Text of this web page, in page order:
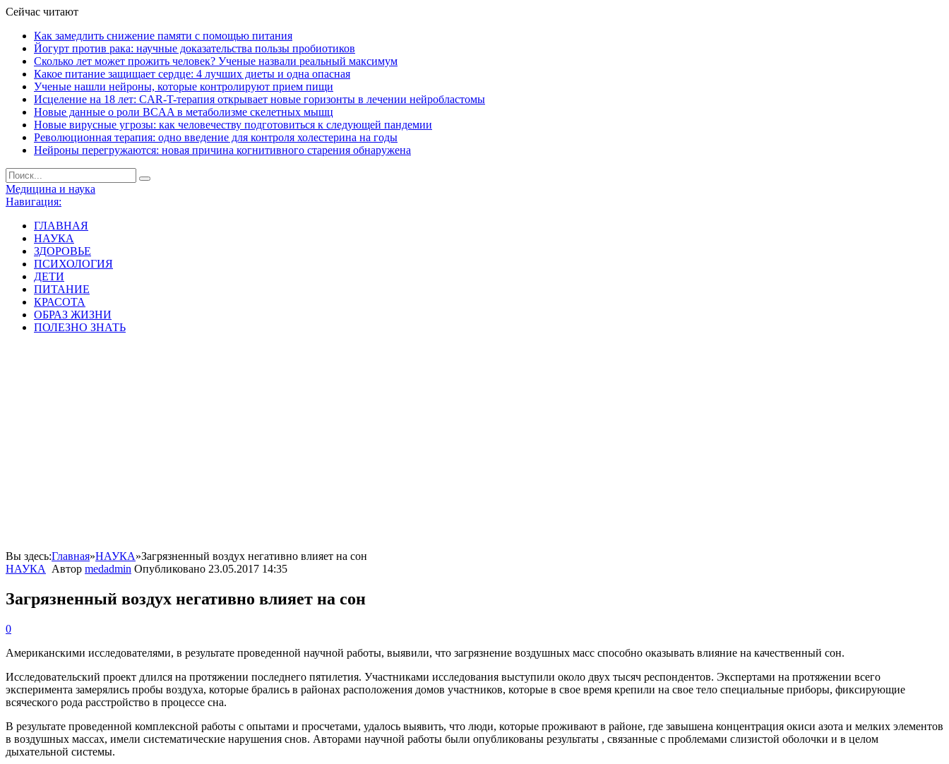
Сейчас читают
Как замедлить снижение памяти с помощью питания
Йогурт против рака: научные доказательства пользы пробиотиков
Сколько лет может прожить человек? Ученые назвали реальный максимум
Какое питание защищает сердце: 4 лучших диеты и одна опасная
Ученые нашли нейроны, которые контролируют прием пищи
Исцеление на 18 лет: CAR-T-терапия открывает новые горизонты в лечении нейробластомы
Новые данные о роли BCAA в метаболизме скелетных мышц
Новые вирусные угрозы: как человечеству подготовиться к следующей пандемии
Революционная терапия: одно введение для контроля холестерина на годы
Нейроны перегружаются: новая причина когнитивного старения обнаружена
Медицина и наука
Навигация:
ГЛАВНАЯ
НАУКА
ЗДОРОВЬЕ
ПСИХОЛОГИЯ
ДЕТИ
ПИТАНИЕ
КРАСОТА
ОБРАЗ ЖИЗНИ
ПОЛЕЗНО ЗНАТЬ
Вы здесь:Главная»НАУКА»Загрязненный воздух негативно влияет на сон
НАУКА
Автор medadmin Опубликовано 23.05.2017 14:35
Загрязненный воздух негативно влияет на сон
0
Американскими исследователями, в результате проведенной научной работы, выявили, что загрязнение воздушных масс способно оказывать влияние на качественный сон.
Исследовательский проект длился на протяжении последнего пятилетия. Участниками исследования выступили около двух тысяч респондентов. Экспертами на протяжении всего
эксперимента замерялись пробы воздуха, которые брались в районах расположения домов участников, которые в свое время крепили на свое тело специальные приборы, фиксирующие
всяческого рода расстройство в процессе сна.
В результате проведенной комплексной работы с опытами и просчетами, удалось выявить, что люди, которые проживают в районе, где завышена концентрация окиси азота и мелких элементов
в воздушных массах, имели систематические нарушения снов. Авторами научной работы были опубликованы результаты , связанные с проблемами слизистой оболочки и в целом
дыхательной системы.